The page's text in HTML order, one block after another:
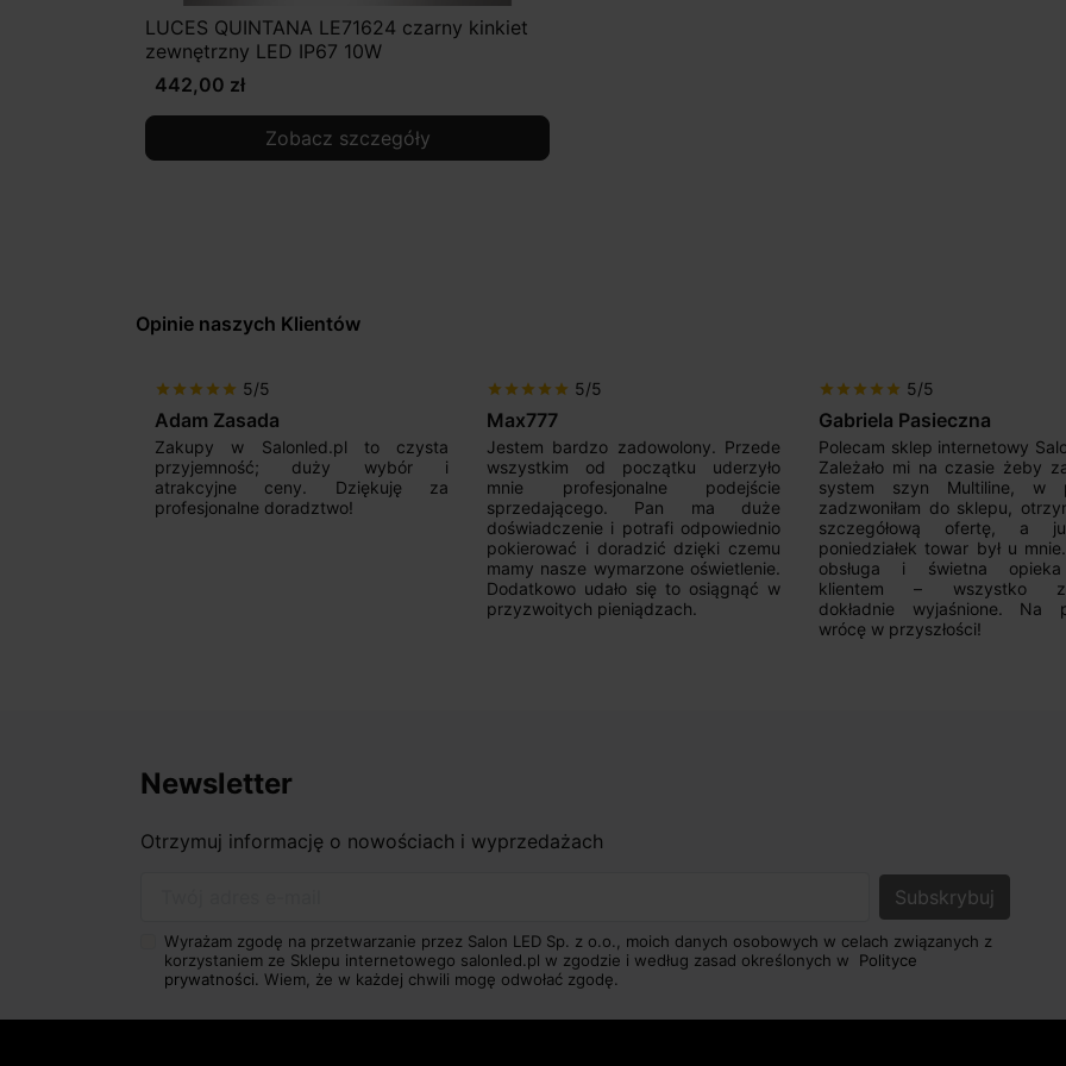
LUCES QUINTANA LE71624 czarny kinkiet
zewnętrzny LED IP67 10W
442,00 zł
Zobacz szczegóły
Opinie naszych Klientów
starstarstarstar star 5/5
Max777
Jestem bardzo zadowolony. Przede
wszystkim od początku uderzyło
mnie profesjonalne podejście
sprzedającego. Pan ma duże
starstarstarstar star 5/5
Gabriela Pasieczna
Polecam sklep internetowy SalonLED.
Zależało mi na czasie żeby zakupić
system szyn Multiline, w piątek
zadzwoniłam do sklepu, otrzymałam
szczegółową ofertę, a już w
poniedziałek towar był u mnie.Super
obsługa i świetna opieka nad
klientem – wszystko zostało
dokładnie wyjaśnione. Na pewno
starstarstarstar star 5/5
Mir Por
Super sprzedawca!
razy i jestem zadowolony z
produktów. Wszystko
opisem, sprawna
kontakt. Polecam.
Newsletter
Otrzymuj informację o nowościach i wyprzedażach
Wyrażam zgodę na przetwarzanie przez Salon LED Sp. z o.o., moich danych osobowych w celach związanych z
korzystaniem ze Sklepu internetowego salonled.pl w zgodzie i według zasad określonych w Polityce
prywatności. Wiem, że w każdej chwili mogę odwołać zgodę.